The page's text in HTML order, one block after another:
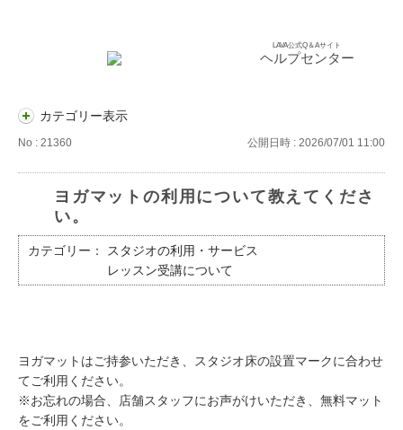
ヘルプセンター
LAVA公式Q＆Aサイト
カテゴリー表示
No : 21360 公開日時 : 2026/07/01 11:00
ヨガマットの利用について教えてくださ
い。
カテゴリー：
スタジオの利用・サービス
レッスン受講について
ヨガマットはご持参いただき、スタジオ床の設置マークに合わせ
てご利用ください。
※お忘れの場合、店舗スタッフにお声がけいただき、無料マット
をご利用ください。